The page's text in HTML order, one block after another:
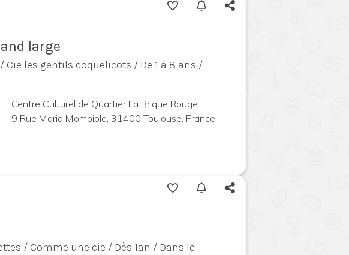
large
les gentils coquelicots / De 1 à 8 ans /
Centre Culturel de Quartier La Brique Rouge
9 Rue Maria Mombiola, 31400 Toulouse, France
/ Comme une cie / Dès 1an / Dans le